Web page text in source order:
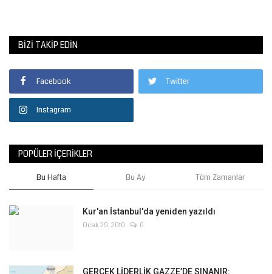
BIZI TAKIP EDIN
Facebook Twitter
Instagram
POPÜLER İÇERIKLER
Bu Hafta Bu Ay Tüm Zamanlar
Kur'an İstanbul'da yeniden yazıldı
Ocak 29, 2010 0
GERÇEK LİDERLİK GAZZE’DE SINANIR: